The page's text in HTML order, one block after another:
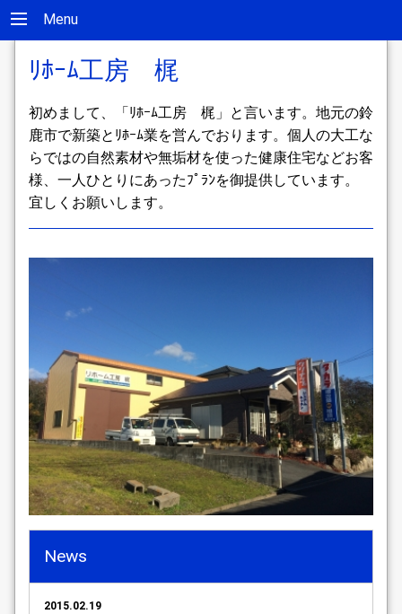
Menu
ﾘﾎｰﾑ工房 梶
初めまして、「ﾘﾎｰﾑ工房 梶」と言います。地元の鈴
鹿市で新築とﾘﾎｰﾑ業を営んでおります。個人の大工な
らではの自然素材や無垢材を使った健康住宅などお客
様、一人ひとりにあったﾌﾟﾗﾝを御提供しています。
宜しくお願いします。
News
2015.02.19